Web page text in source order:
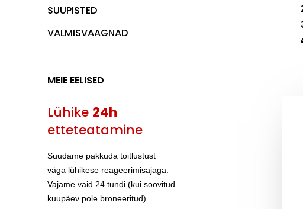
SUUPISTED
VALMISVAAGNAD
MEIE EELISED
Lühike 24h
etteteatamine
Suudame pakkuda toitlustust
väga lühikese reageerimisajaga.
Vajame vaid 24 tundi (kui soovitud
kuupäev pole broneeritud).